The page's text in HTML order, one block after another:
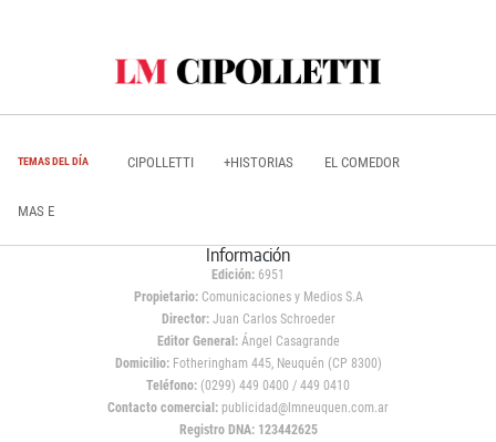
TEMAS DEL DÍA CIPOLLETTI +HISTORIAS EL COMEDOR
MAS E
Información
Edición: 6951
Propietario:Comunicaciones y Medios S.A
Director: Juan Carlos Schroeder
Editor General:Ángel Casagrande
Domicilio:Fotheringham 445, Neuquén (CP 8300)
Teléfono: (0299) 449 0400 / 449 0410
Contacto comercial: publicidad@lmneuquen.com.ar
Registro DNA: 123442625